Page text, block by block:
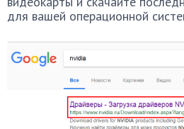
для вашей операционной